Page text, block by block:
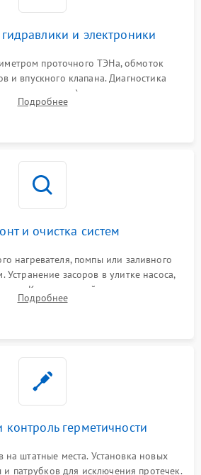
и электроники
проточного ТЭНа, обмоток
и впускного клапана. Диагностика
уровня воды), датчика мутности,
и электронного модуля управления.
Подробнее
и очистка систем
нагревателя, помпы или заливного
Устранение засоров в улитке насоса,
Компонентный ремонт платы
поврежденной проводки.
Подробнее
контроль герметичности
на штатные места. Установка новых
патрубков для исключения протечек.